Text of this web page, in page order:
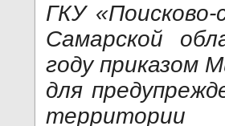
ГКУ «Поисково-
Самарской
году приказом
для